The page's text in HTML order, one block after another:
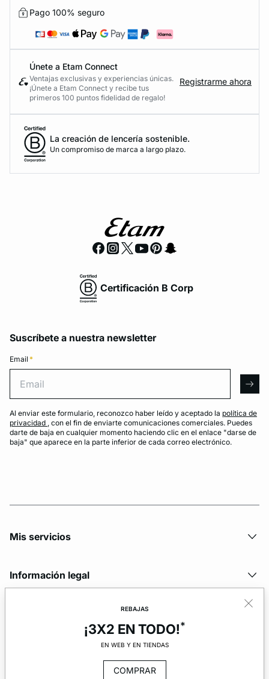
REBAJAS
¡3X2 EN TODO!*
EN WEB Y EN TIENDAS
COMPRAR
Pago 100% seguro
Únete a Etam Connect
Ventajas exclusivas y experiencias únicas.
¡Únete a Etam Connect y recibe tus
primeros 100 puntos fidelidad de regalo!
Registrarme ahora
La creación de lencería sostenible.
Un compromiso de marca a largo plazo.
Certificación B Corp
Suscríbete a nuestra newsletter
Email *
Al enviar este formulario, reconozco haber leído y aceptado la política de
privacidad , con el fin de enviarte comunicaciones comerciales. Puedes
darte de baja en cualquier momento haciendo clic en el enlace "darse de
baja" que aparece en la parte inferior de cada correo electrónico.
Mis servicios
Información legal
© Copyright 2026 Etam. All Rights reserved.